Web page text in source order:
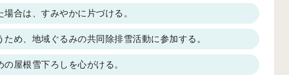
合は、すみやかに片づける。
め、地域ぐるみの共同除排雪活動に参加する。
屋根雪下ろしを心がける。